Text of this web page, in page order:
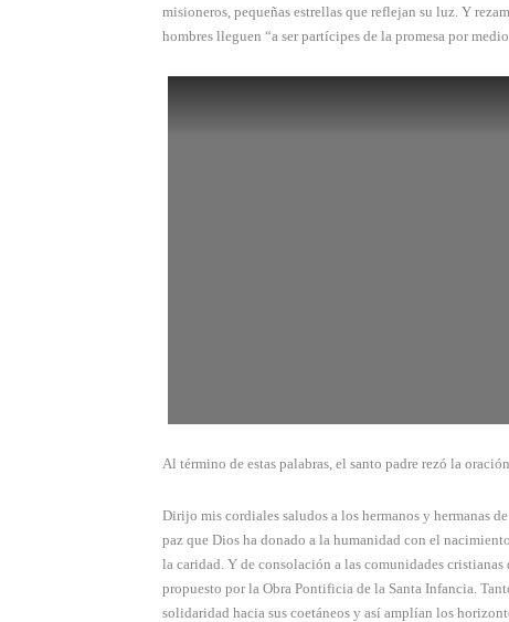
misioneros, pequeñas estrellas que reflejan su luz. Y
hombres lleguen “a ser partícipes de la promesa por
Al término de estas palabras, el santo padre rezó la
Dirijo mis cordiales saludos a los hermanos y hermanas
paz que Dios ha donado a la humanidad con el
la caridad. Y de consolación a las comunidades
propuesto por la Obra Pontificia de la Santa Infancia.
solidaridad hacia sus coetáneos y así amplían los